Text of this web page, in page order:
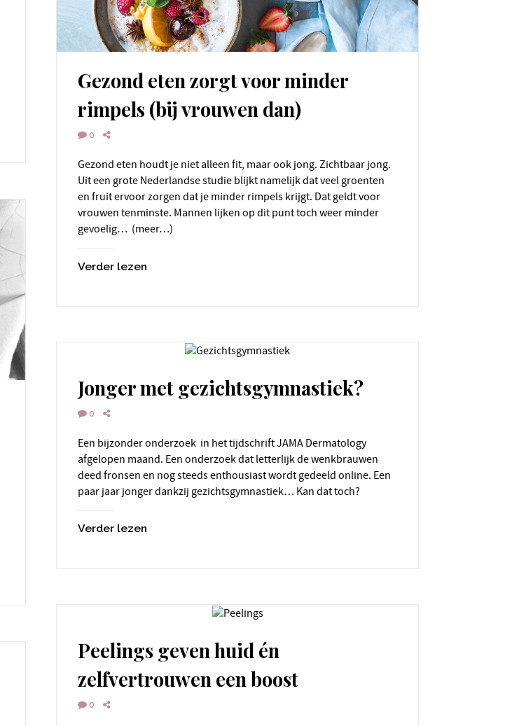
Gezond eten zorgt voor minder
rimpels (bij vrouwen dan)
0
Gezond eten houdt je niet alleen fit, maar ook jong. Zichtbaar jong.
Uit een grote Nederlandse studie blijkt namelijk dat veel groenten
en fruit ervoor zorgen dat je minder rimpels krijgt. Dat geldt voor
vrouwen tenminste. Mannen lijken op dit punt toch weer minder
gevoelig… (meer…)
Verder lezen
Jonger met gezichtsgymnastiek?
0
Een bijzonder onderzoek in het tijdschrift JAMA Dermatology
afgelopen maand. Een onderzoek dat letterlijk de wenkbrauwen
deed fronsen en nog steeds enthousiast wordt gedeeld online. Een
paar jaar jonger dankzij gezichtsgymnastiek… Kan dat toch?
Verder lezen
Peelings geven huid én
zelfvertrouwen een boost
0